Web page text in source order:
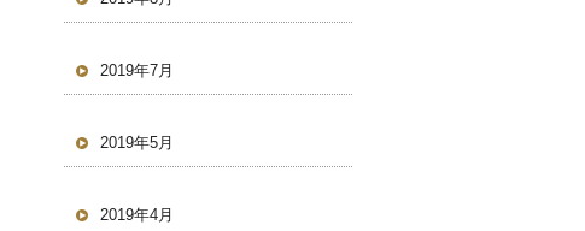
2019年7月
2019年5月
2019年4月